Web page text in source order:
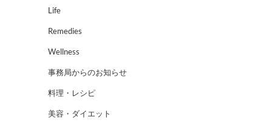
Life
Remedies
Wellness
事務局からのお知らせ
料理・レシピ
美容・ダイエット